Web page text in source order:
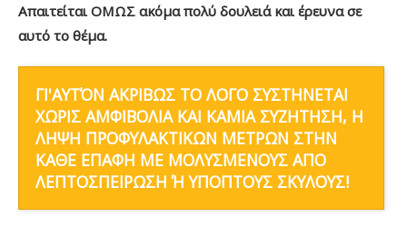
Απαιτείται ΟΜΩΣ ακόμα πολύ δουλειά και έρευνα σε
αυτό το θέμα.
ΓΙ'ΑΥΤΌΝ ΑΚΡΙΒΩΣ ΤΟ ΛΟΓΟ ΣΥΣΤΗΝΕΤΑΙ
ΧΩΡΙΣ ΑΜΦΙΒΟΛΙΑ ΚΑΙ ΚΑΜΙΑ ΣΥΖΗΤΗΣΗ, Η
ΛΗΨΗ ΠΡΟΦΥΛΑΚΤΙΚΩΝ ΜΕΤΡΩΝ ΣΤΗΝ
ΚΑΘΕ ΕΠΑΦΗ ΜΕ ΜΟΛΥΣΜΕΝΟΥΣ ΑΠΟ
ΛΕΠΤΟΣΠΕΙΡΩΣΗ Ή ΥΠΟΠΤΟΥΣ ΣΚΥΛΟΥΣ!